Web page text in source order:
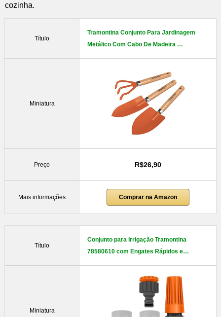
cozinha.
Título
Tramontina Conjunto Para Jardinagem
Metálico Com Cabo De Madeira …
Miniatura
Preço R$26,90
Mais informações Comprar na Amazon
Título
Conjunto para Irrigação Tramontina
78580610 com Engates Rápidos e…
Miniatura